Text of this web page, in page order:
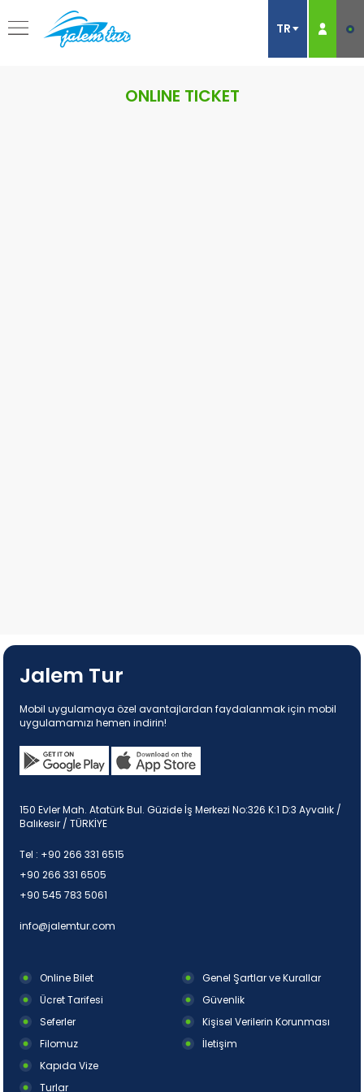
ONLINE TICKET
Jalem Tur
Mobil uygulamaya özel avantajlardan faydalanmak için mobil
uygulamamızı hemen indirin!
150 Evler Mah. Atatürk Bul. Güzide İş Merkezi No:326 K:1 D:3 Ayvalık /
Balıkesir / TÜRKİYE
Tel : +90 266 331 6515
+90 266 331 6505
+90 545 783 5061
info@jalemtur.com
Online Bilet
Ücret Tarifesi
Seferler
Filomuz
Kapıda Vize
Turlar
Genel Şartlar ve Kurallar
Güvenlik
Kişisel Verilerin Korunması
İletişim